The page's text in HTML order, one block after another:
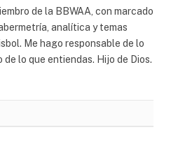
de la BBWAA, con marcado
analítica y temas
Me hago responsable de lo
de lo que entiendas. Hijo de Dios.